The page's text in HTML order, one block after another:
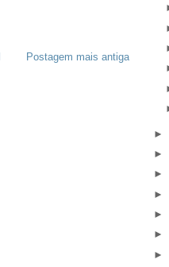
Postagem mais antiga
►
►
►
►
►
►
►